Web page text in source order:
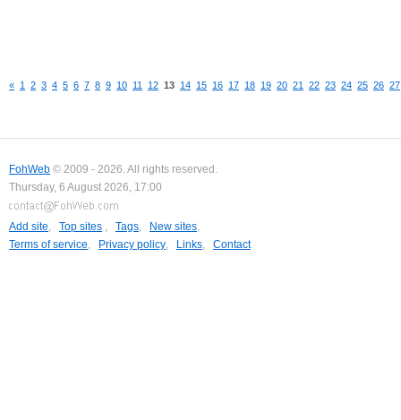
« 1 2 3 4 5 6 7 8 9 10 11 12 13 14 15 16 17 18 19 20 21 22 23 24 25 26 27
FohWeb © 2009 - 2026. All rights reserved.
Thursday, 6 August 2026, 17:00
Add site, Top sites , Tags, New sites,
Terms of service, Privacy policy, Links, Contact